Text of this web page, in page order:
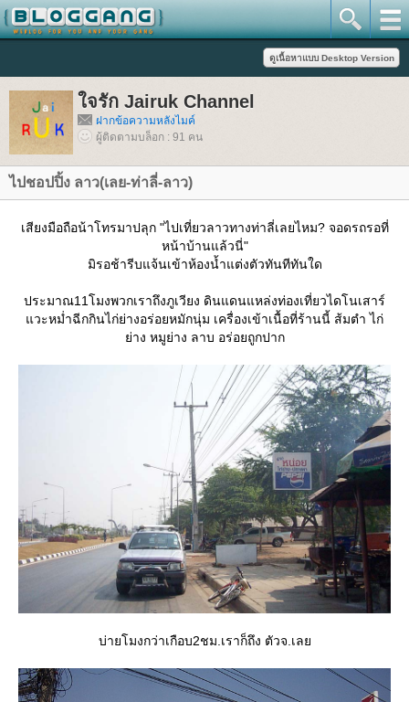
จรัก Jairuk Channel
ฝากข้อความหลังไมค์
ผู้ติดตามบล็อก : 91 คน
ไปชอปปิ้ง ลาว(เลย-ท่าลี่-ลาว)
เสียงมือถือน้าโทรมาปลุก "ไปเที่ยวลาวทางท่าลี่เลยไหม? จอดรถรอที่
หน้าบ้านแล้วนี่"
มิรอช้ารีบแจ้นเข้าห้องน้ำแต่งตัวทันทีทันใด
ประมาณ11โมงพวกเราถึงภูเวียง ดินแดนแหล่งท่องเที่ยวไดโนเสาร์
วะหม่ำฉีกกินไก่ย่างอร่อยหมักนุ่ม เครื่องเข้าเนื้อที่ร้านนี้ ส้มตำ ไก่
่าง หมูย่าง ลาบ อร่อยถูกปาก
บ่ายโมงกว่าเกือบ2ชม.เราก็ถึง ตัวจ.เล